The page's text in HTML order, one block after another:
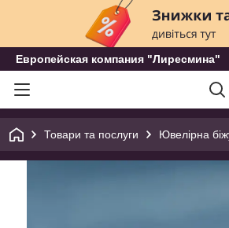
Европейская компания "Лиресмина"
Товари та послуги Ювелірна